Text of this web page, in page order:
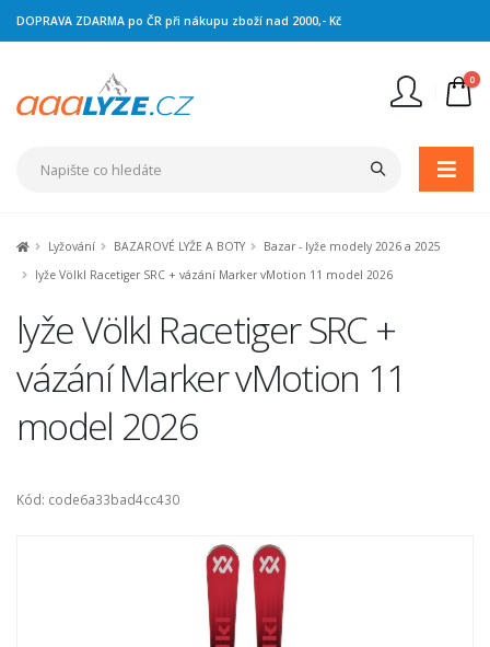
DOPRAVA ZDARMA po ČR při nákupu zboží nad 2000,- Kč
0
Lyžování BAZAROVÉ LYŽE A BOTY
Bazar - lyže modely 2026 a 2025
lyže Völkl Racetiger SRC + vázání Marker vMotion 11 model 2026
lyže Völkl Racetiger SRC +
vázání Marker vMotion 11
model 2026
Kód: code6a33bad4cc430